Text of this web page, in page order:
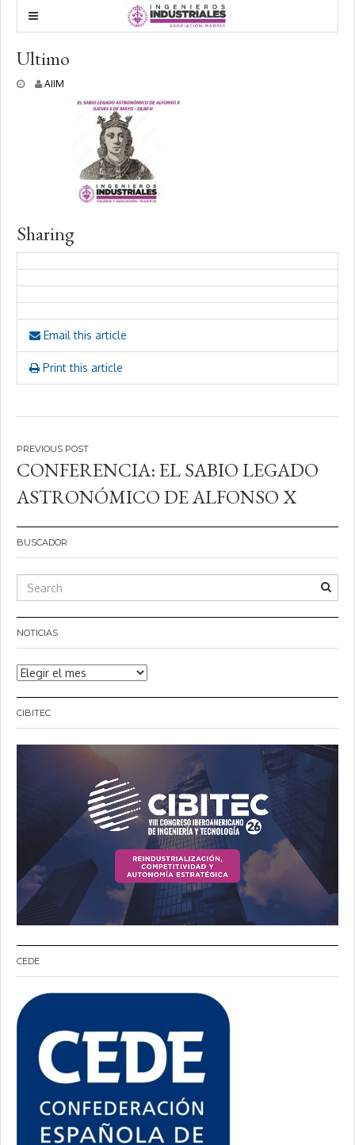
Ultimo
2
AIIM
Sharing
Email this article
Print this article
Navegación
de
entradas
CONFERENCIA: EL SABIO LEGADO
ASTRONÓMICO DE ALFONSO X
BUSCADOR
NOTICIAS
Noticias
CIBITEC
CEDE